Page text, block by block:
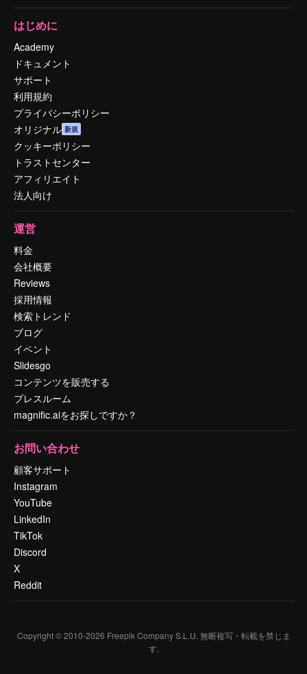
はじめに
Academy
ドキュメント
サポート
利用規約
プライバシーポリシー
オリジナル 新規
クッキーポリシー
トラストセンター
アフィリエイト
法人向け
運営
料金
会社概要
Reviews
採用情報
検索トレンド
ブログ
イベント
Slidesgo
コンテンツを販売する
プレスルーム
magnific.aiをお探しですか？
お問い合わせ
顧客サポート
Instagram
YouTube
LinkedIn
TikTok
Discord
X
Reddit
Copyright © 2010-2026 Freepik Company S.L.U. 無断複写・転載を禁じま
す.